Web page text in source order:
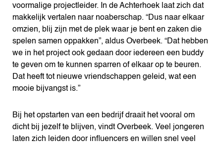
voormalige projectleider. In de Achterhoek laat zich dat
makkelijk vertalen naar noaberschap. “Dus naar elkaar
omzien, blij zijn met de plek waar je bent en zaken die
spelen samen oppakken”, aldus Overbeek. “Dat hebben
we in het project ook gedaan door iedereen een buddy
te geven om te kunnen sparren of elkaar op te beuren.
Dat heeft tot nieuwe vriendschappen geleid, wat een
mooie bijvangst is.”
Bij het opstarten van een bedrijf draait het vooral om
dicht bij jezelf te blijven, vindt Overbeek. Veel jongeren
laten zich leiden door influencers en willen snel veel